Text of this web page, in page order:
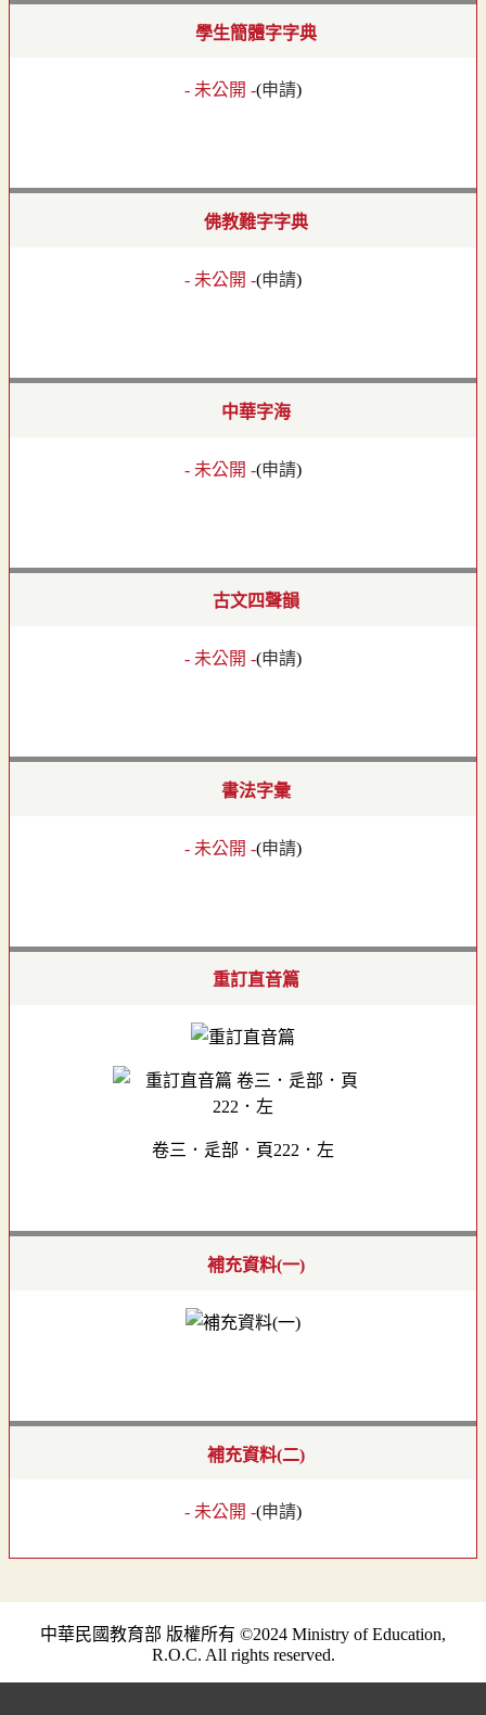
學生簡體字字典
- 未公開 -(申請)
佛教難字字典
- 未公開 -(申請)
中華字海
- 未公開 -(申請)
古文四聲韻
- 未公開 -(申請)
書法字彙
- 未公開 -(申請)
重訂直音篇
卷三．辵部．頁222．左
補充資料(一)
補充資料(二)
- 未公開 -(申請)
中華民國教育部 版權所有 ©2024 Ministry of Education,
R.O.C. All rights reserved.